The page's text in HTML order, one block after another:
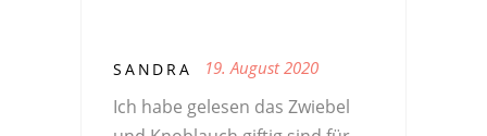
SANDRA 19. August 2020
Ich habe gelesen das Zwiebel